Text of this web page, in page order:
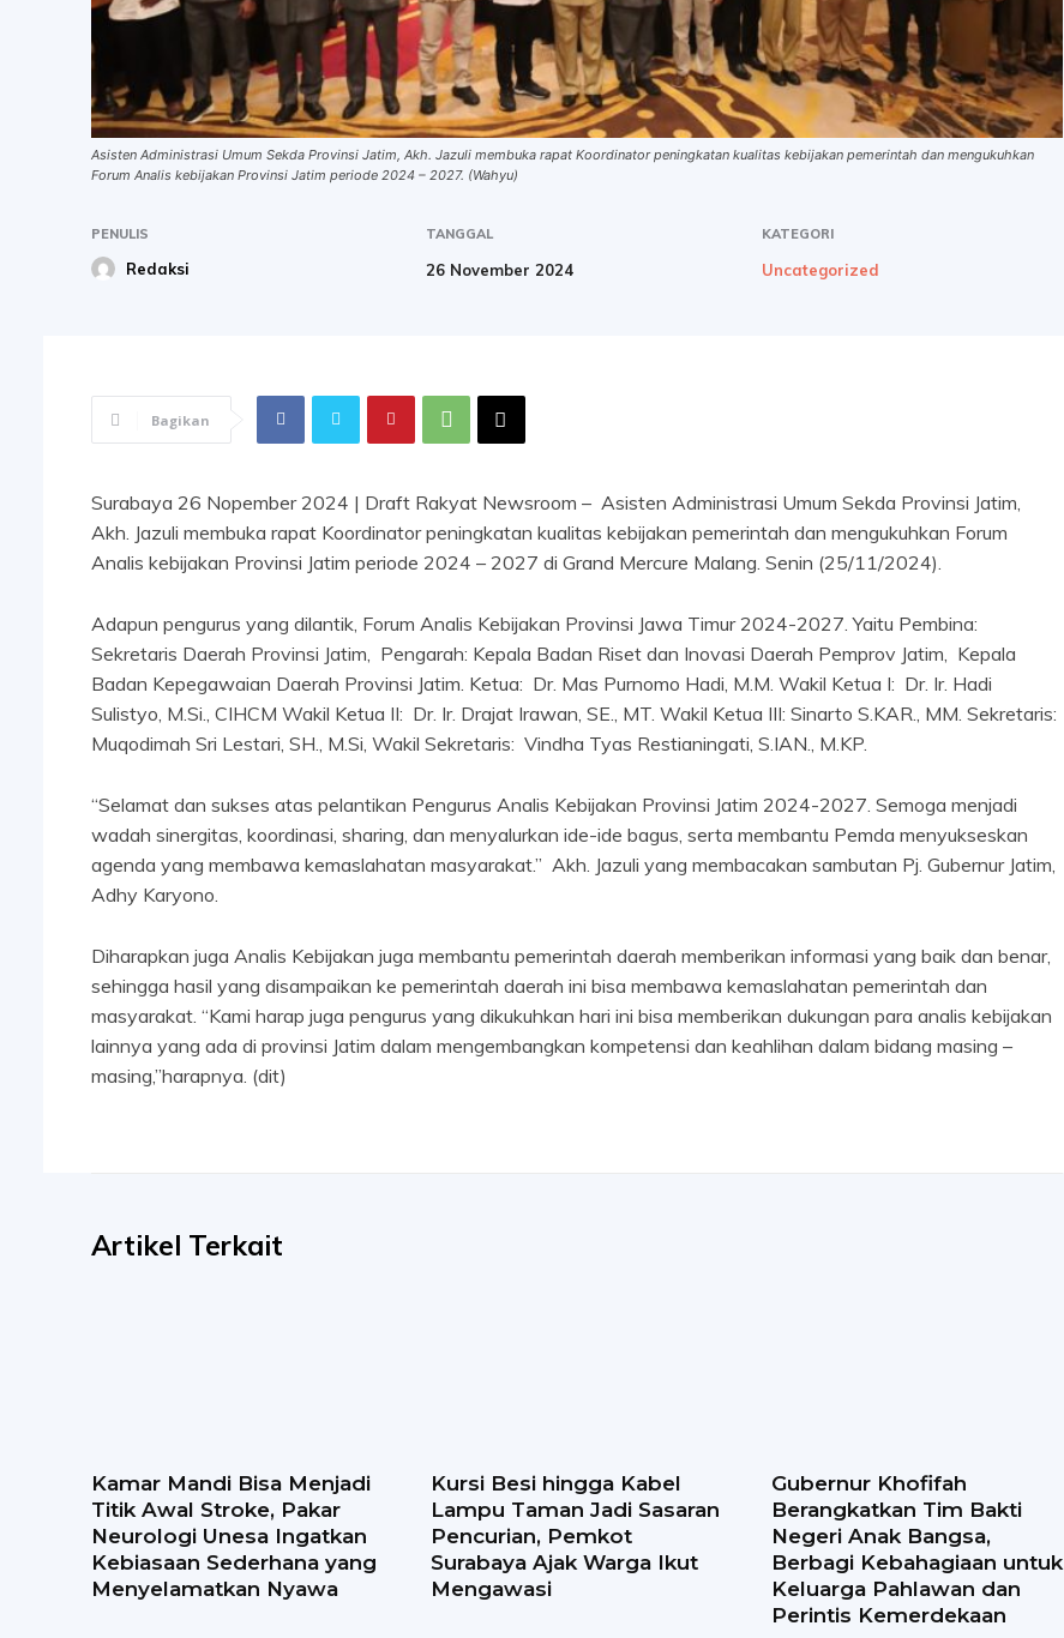
Asisten Administrasi Umum Sekda Provinsi Jatim, Akh. Jazuli membuka rapat Koordinator peningkatan kualitas kebijakan pemerintah dan mengukuhkan
Forum Analis kebijakan Provinsi Jatim periode 2024 – 2027. (Wahyu)
PENULIS
Redaksi
TANGGAL
26 November 2024
KATEGORI
Uncategorized
Bagikan
Surabaya 26 Nopember 2024 | Draft Rakyat Newsroom – Asisten Administrasi Umum Sekda Provinsi Jatim,
Akh. Jazuli membuka rapat Koordinator peningkatan kualitas kebijakan pemerintah dan mengukuhkan Forum
Analis kebijakan Provinsi Jatim periode 2024 – 2027 di Grand Mercure Malang. Senin (25/11/2024).
Adapun pengurus yang dilantik, Forum Analis Kebijakan Provinsi Jawa Timur 2024-2027. Yaitu Pembina:
Sekretaris Daerah Provinsi Jatim, Pengarah: Kepala Badan Riset dan Inovasi Daerah Pemprov Jatim, Kepala
Badan Kepegawaian Daerah Provinsi Jatim. Ketua: Dr. Mas Purnomo Hadi, M.M. Wakil Ketua I: Dr. Ir. Hadi
Sulistyo, M.Si., CIHCM Wakil Ketua II: Dr. Ir. Drajat Irawan, SE., MT. Wakil Ketua III: Sinarto S.KAR., MM. Sekretaris:
Muqodimah Sri Lestari, SH., M.Si, Wakil Sekretaris: Vindha Tyas Restianingati, S.IAN., M.KP.
“Selamat dan sukses atas pelantikan Pengurus Analis Kebijakan Provinsi Jatim 2024-2027. Semoga menjadi
wadah sinergitas, koordinasi, sharing, dan menyalurkan ide-ide bagus, serta membantu Pemda menyukseskan
agenda yang membawa kemaslahatan masyarakat.” Akh. Jazuli yang membacakan sambutan Pj. Gubernur Jatim,
Adhy Karyono.
Diharapkan juga Analis Kebijakan juga membantu pemerintah daerah memberikan informasi yang baik dan benar,
sehingga hasil yang disampaikan ke pemerintah daerah ini bisa membawa kemaslahatan pemerintah dan
masyarakat. “Kami harap juga pengurus yang dikukuhkan hari ini bisa memberikan dukungan para analis kebijakan
lainnya yang ada di provinsi Jatim dalam mengembangkan kompetensi dan keahlihan dalam bidang masing –
masing,”harapnya. (dit)
Artikel Terkait
Kamar Mandi Bisa Menjadi
Titik Awal Stroke, Pakar
Neurologi Unesa Ingatkan
Kebiasaan Sederhana yang
Menyelamatkan Nyawa
Kursi Besi hingga Kabel
Lampu Taman Jadi Sasaran
Pencurian, Pemkot
Surabaya Ajak Warga Ikut
Mengawasi
Gubernur Khofifah
Berangkatkan Tim Bakti
Negeri Anak Bangsa,
Berbagi Kebahagiaan untuk
Keluarga Pahlawan dan
Perintis Kemerdekaan